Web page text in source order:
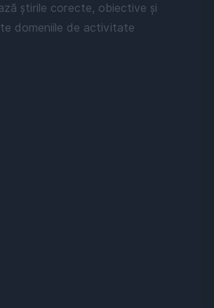
știrile corecte, obiective și
domeniile de activitate